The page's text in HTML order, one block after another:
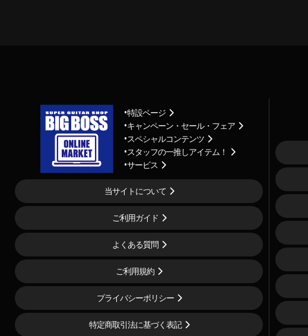
特設ページ
キャンペーン・セール・フェア
スペシャルコンテンツ
スタッフの一推しアイテム！
サービス
当サイトについて
ご利用ガイド
よくある質問
ご利用規約
プライバシーポリシー
特定商取引法に基づく表記